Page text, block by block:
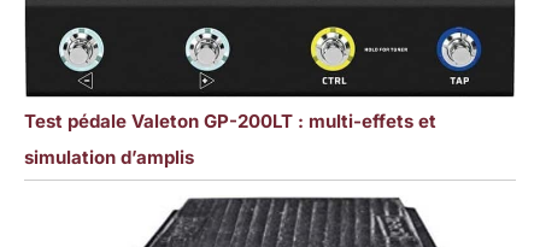
Test pédale Valeton GP-200LT : multi-effets et
simulation d’amplis